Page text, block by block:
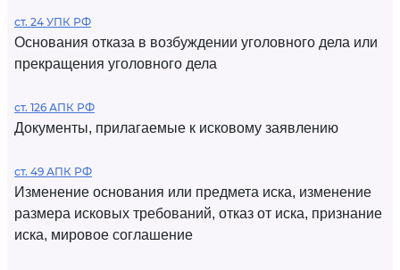
ст. 24 УПК РФ
Основания отказа в возбуждении уголовного дела или
прекращения уголовного дела
ст. 126 АПК РФ
Документы, прилагаемые к исковому заявлению
ст. 49 АПК РФ
Изменение основания или предмета иска, изменение
размера исковых требований, отказ от иска, признание
иска, мировое соглашение